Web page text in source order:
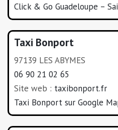
Click & Go Guadeloupe –
Taxi Bonport
97139 LES ABYMES
06 90 21 02 65
Site web : taxibonport.fr
Taxi Bonport sur Google